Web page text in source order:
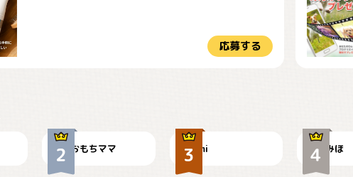
応募する
おもちママ mi みほ